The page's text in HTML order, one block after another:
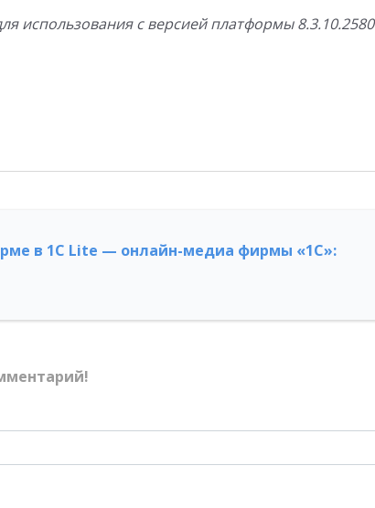
использования с версией платформы 8.3.10.2580
в 1С Lite — онлайн-медиа фирмы «1С»: